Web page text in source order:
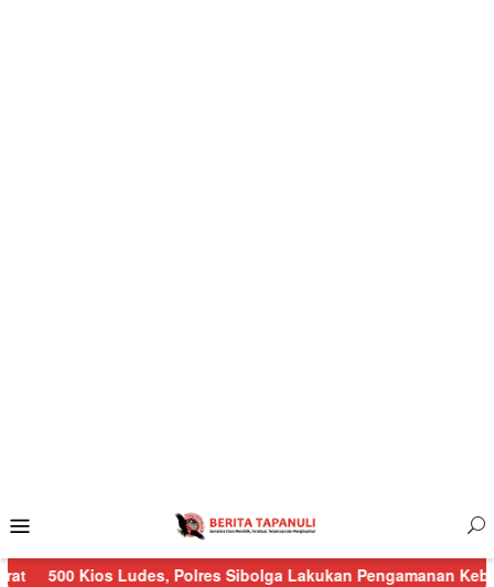
Mobile
Ludes, Polres Sibolga Lakukan Pengamanan Kebakaran Pasar